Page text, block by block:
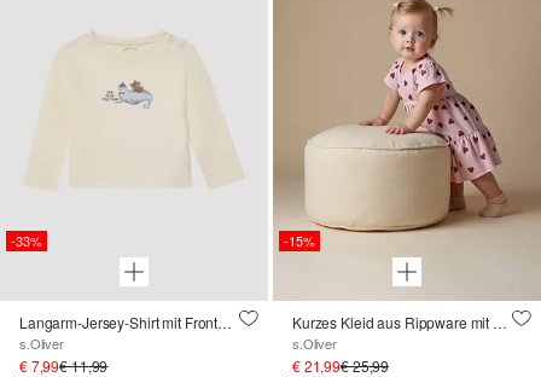
-33%
Langarm-Jersey-Shirt mit Frontprint
s.Oliver
€ 7,99€ 11,99
-15%
Kurzes Kleid aus Rippware mit Print und Puffärmeln
s.Oliver
€ 21,99€ 25,99